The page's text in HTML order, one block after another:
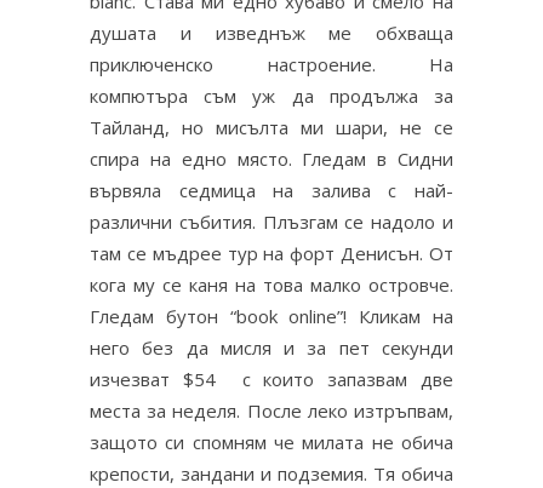
душата и изведнъж ме обхваща
приключенско настроение. На
компютъра съм уж да продължа за
Тайланд, но мисълта ми шари, не се
спира на едно място. Гледам в Сидни
вървяла седмица на залива с най-
различни събития. Плъзгам се надоло и
там се мъдрее тур на форт Денисън. От
кога му се каня на това малко островче.
Гледам бутон “book online”! Кликам на
него без да мисля и за пет секунди
изчезват $54 с които запазвам две
места за неделя. После леко изтръпвам,
защото си спомням че милата не обича
крепости, зандани и подземия. Тя обича